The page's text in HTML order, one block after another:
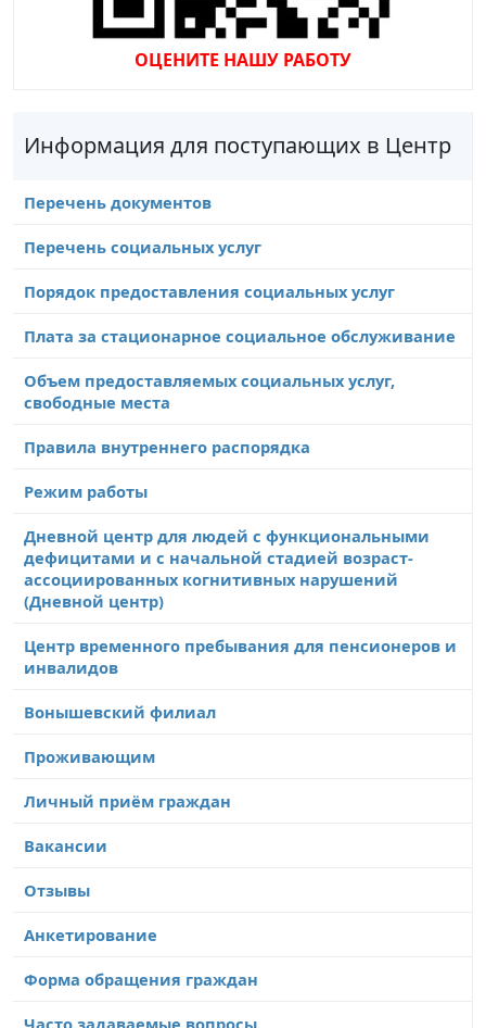
ОЦЕНИТЕ НАШУ РАБОТУ
Информация для поступающих в Центр
Перечень документов
Перечень социальных услуг
Порядок предоставления социальных услуг
Плата за стационарное социальное обслуживание
Объем предоставляемых социальных услуг,
свободные места
Правила внутреннего распорядка
Режим работы
Дневной центр для людей с функциональными
дефицитами и с начальной стадией возраст-
ассоциированных когнитивных нарушений
(Дневной центр)
Центр временного пребывания для пенсионеров и
инвалидов
Вонышевский филиал
Проживающим
Личный приём граждан
Вакансии
Отзывы
Анкетирование
Форма обращения граждан